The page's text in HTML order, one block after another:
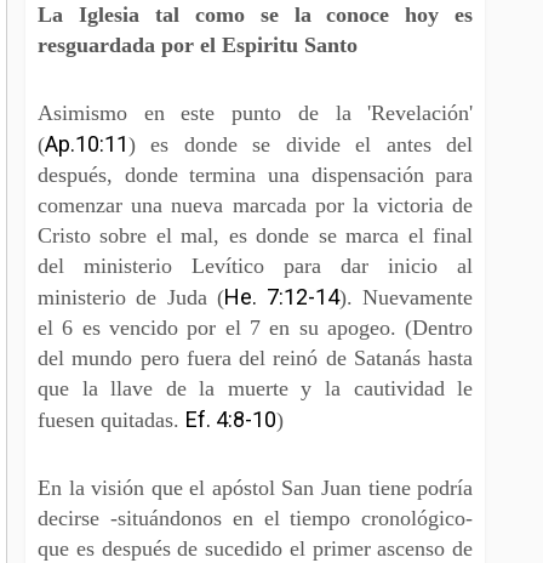
La Iglesia tal como se la conoce hoy es
resguardada por el Espiritu Santo
Asimismo en este punto de la 'Revelación'
(Ap.10:11) es donde se divide el antes del
después, donde termina una dispensación para
comenzar una nueva marcada por la victoria de
Cristo sobre el mal, es donde se marca el final
del ministerio Levítico para dar inicio al
ministerio de Juda (He. 7:12-14). Nuevamente
el 6 es vencido por el 7 en su apogeo. (Dentro
del mundo pero fuera del reinó de Satanás hasta
que la llave de la muerte y la cautividad le
fuesen quitadas. Ef. 4:8-10)
En la visión que el apóstol San Juan tiene podría
decirse -situándonos en el tiempo cronológico-
que es después de sucedido el primer ascenso de